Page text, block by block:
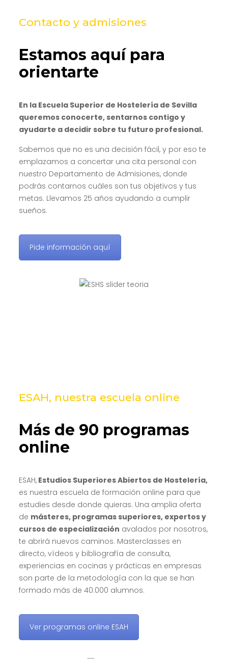
Contacto y admisiones
Estamos aquí para
orientarte
En la Escuela Superior de Hostelería de Sevilla
queremos conocerte, sentarnos contigo y
ayudarte a decidir sobre tu futuro profesional.
Sabemos que no es una decisión fácil, y por eso te
emplazamos a concertar una cita personal con
nuestro Departamento de Admisiones, donde
podrás contarnos cuáles son tus objetivos y tus
metas. Llevamos 25 años ayudando a cumplir
sueños.
Pide información aquí
ESAH, nuestra escuela online
Más de 90 programas
online
ESAH,Estudios Superiores Abiertos de Hostelería,
es nuestra escuela de formación online para que
estudies desde donde quieras. Una amplia oferta
de másteres, programas superiores, expertos y
cursos de especialización avalados por nosotros,
te abrirá nuevos caminos. Masterclasses en
directo, vídeos y bibliografía de consulta,
experiencias en cocinas y prácticas en empresas
son parte de la metodología con la que se han
formado más de 40.000 alumnos.
Ver programas online ESAH